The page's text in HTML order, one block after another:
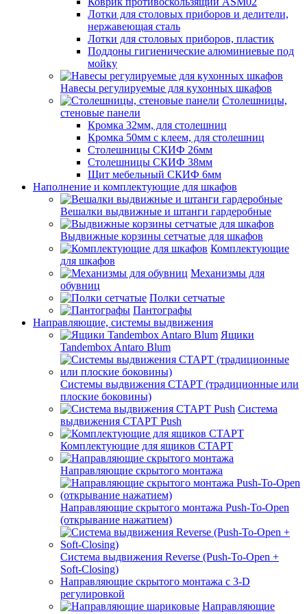
Лотки для столовых приборов и делители,
нержавеющая сталь
Лотки для столовых приборов, пластик
Поддоны гигиенические алюминиевые под
мойку
Навесы регулируемые для кухонных шкафов
Столешницы,
стеновые панели
Кромка 32мм, для столешниц
Кромка 50мм с клеем, для столешниц
Столешницы СКИФ 26мм
Столешницы СКИФ 38мм
Щит мебельный СКИФ 6мм
Наполнение и комплектующие для шкафов
Вешалки выдвижные и штанги гардеробные
Выдвижные корзины сетчатые для шкафов
Комплектующие
для шкафов
Механизмы для
обувниц
Полки сетчатые
Пантографы
Направляющие, системы выдвижения
Ящики
Tandembox Antaro Blum
Системы выдвижения СТАРТ (традиционные или
плоские боковины)
Система
выдвижения СТАРТ Push
Комплектующие для ящиков СТАРТ
Направляющие скрытого монтажа
Направляющие скрытого монтажа Push-To-Open
(открывание нажатием)
Система выдвижения Reverse (Push-To-Open +
Soft-Closing)
Направляющие скрытого монтажа с 3-D
регулировкой
Направляющие